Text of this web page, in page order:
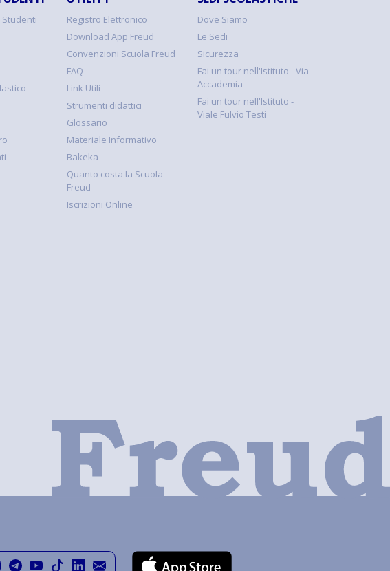
Studenti
Registro Elettronico
Download App Freud
Convenzioni Scuola Freud
FAQ
Link Utili
Strumenti didattici
Glossario
Materiale Informativo
Bakeka
Quanto costa la Scuola
Freud
Iscrizioni Online
Dove Siamo
Le Sedi
Sicurezza
Fai un tour nell'Istituto - Via
Accademia
Fai un tour nell'Istituto -
Viale Fulvio Testi